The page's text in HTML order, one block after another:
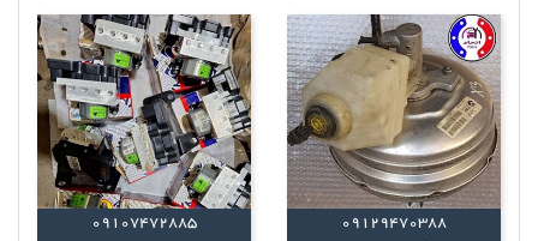
09129470388
09107472885